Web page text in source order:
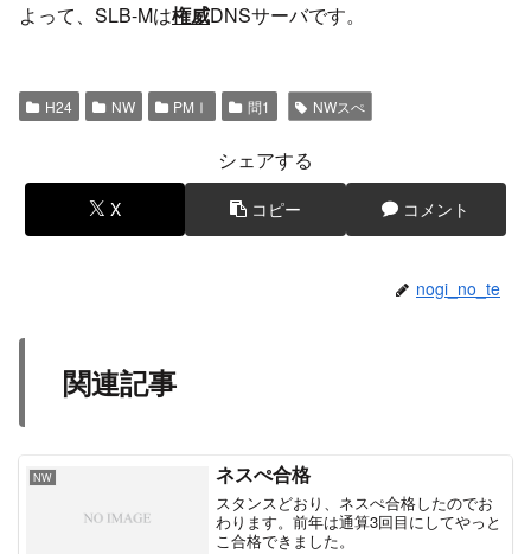
よって、SLB-Mは権威DNSサーバです。
H24 NW PMⅠ 問1 NWスぺ
シェアする
X コピー コメント
nogi_no_te
関連記事
NW ネスぺ合格
スタンスどおり、ネスぺ合格したのでお
わります。前年は通算3回目にしてやっと
こ合格できました。